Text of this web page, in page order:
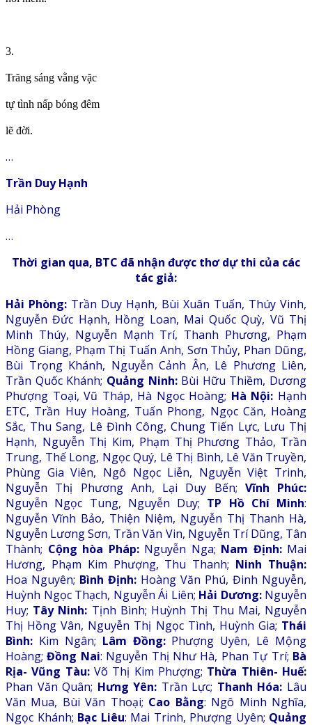
3.
Trăng sáng vằng vặc
tự tình nấp bóng đêm
lẽ đời.
…
Trần Duy Hạnh
Hải Phòng
…
Thời gian qua, BTC đã nhận được thơ dự thi của các
tác giả:
Hải Phòng: Trần Duy Hạnh, Bùi Xuân Tuấn, Thúy Vinh,
Nguyễn Đức Hạnh, Hồng Loan, Mai Quốc Quỳ, Vũ Thị
Minh Thúy, Nguyễn Mạnh Trí, Thanh Phương, Phạm
Hồng Giang, Phạm Thị Tuấn Anh, Sơn Thủy, Phan Dũng,
Bùi Trọng Khánh, Nguyễn Cảnh Ân, Lê Phương Liên,
Trần Quốc Khánh; Quảng Ninh:Bùi Hữu Thiềm, Dương
Phượng Toại, Vũ Tháp, Hà Ngọc Hoàng; Hà Nội: Hạnh
ETC, Trần Huy Hoàng, Tuấn Phong, Ngọc Căn, Hoàng
Sắc, Thu Sang, Lê Đình Công, Chung Tiến Lực, Lưu Thị
Hạnh, Nguyễn Thị Kim, Phạm Thị Phương Thảo, Trần
Trung, Thế Long, Ngọc Quý, Lê Thị Bình, Lê Văn Truyền,
Phùng Gia Viên, Ngô Ngọc Liễn, Nguyễn Việt Trinh,
Nguyễn Thị Phương Anh, Lại Duy Bến; Vĩnh Phúc:
Nguyễn Ngọc Tung, Nguyễn Duy; TP Hồ Chí Minh:
Nguyễn Vĩnh Bảo, Thiện Niệm, Nguyễn Thị Thanh Hà,
Nguyễn Lương Sơn, Trần Văn Vin, Nguyễn Trí Dũng, Tân
Thành; Cộng hòa Pháp:Nguyễn Nga; Nam Định:Mai
Hương, Phạm Kim Phượng, Thu Thanh; Ninh Thuận:
Hoa Nguyên; Bình Định: Hoàng Văn Phú, Đinh Nguyễn,
Huỳnh Ngọc Thạch, Nguyễn Ái Liên; Hải Dương:Nguyễn
Huy; Tây Ninh: Tịnh Bình; Huỳnh Thị Thu Mai, Nguyễn
Thị Hồng Vân, Nguyễn Thị Ngọc Tình, Huỳnh Gia; Thái
Bình: Kim Ngân; Lâm Đồng: Phượng Uyên, Lê Mộng
Hoàng;Đồng Nai: Nguyễn Thị Như Hà, Phan Tự Trí; Bà
Rịa- Vũng Tàu:Võ Thị Kim Phượng; Thừa Thiên- Huế:
Phan Văn Quân; Hưng Yên: Trần Lực; Thanh Hóa: Lâu
Văn Mua, Bùi Văn Thoại; Cao Bằng: Ngô Minh Nghĩa,
Ngọc Khánh; Bạc Liêu: Mai Trinh, Phượng Uyên; Quảng